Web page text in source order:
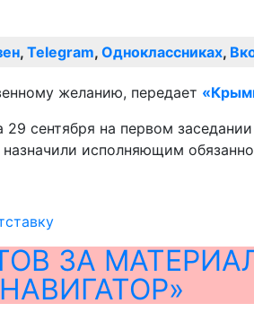
, Telegram, Одноклассниках,
желанию, передает
сентября на первом
исполняющим
ЗА